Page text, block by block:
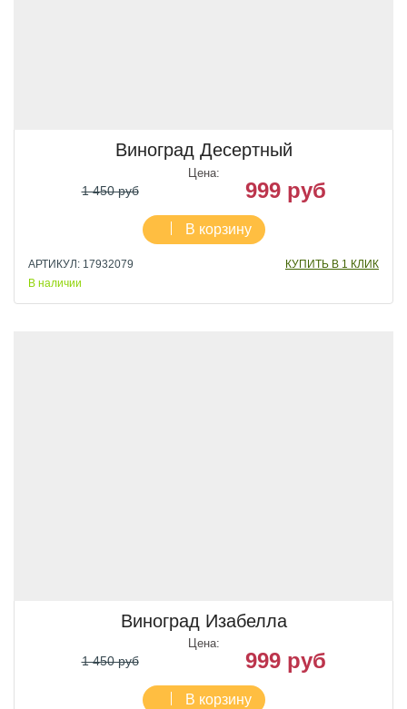
Виноград Десертный
Цена:
1 450 руб 999 руб
В корзину
АРТИКУЛ: 17932079
КУПИТЬ В 1 КЛИК
В наличии
Виноград Изабелла
Цена:
1 450 руб 999 руб
В корзину